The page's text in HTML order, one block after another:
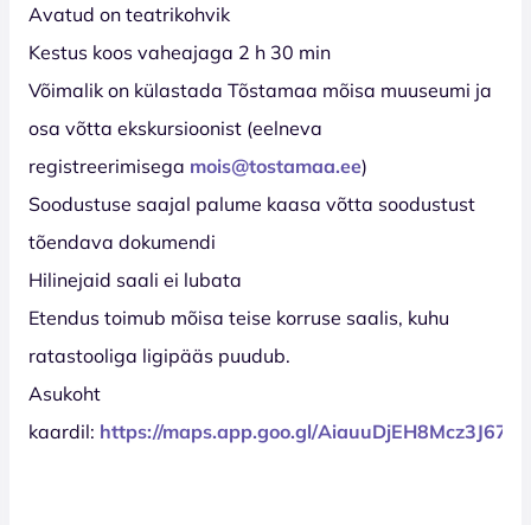
Avatud on teatrikohvik
Kestus koos vaheajaga 2 h 30 min
Võimalik on külastada Tõstamaa mõisa muuseumi ja
osa võtta ekskursioonist (eelneva
registreerimisega mois@tostamaa.ee)
Soodustuse saajal palume kaasa võtta soodustust
tõendava dokumendi
Hilinejaid saali ei lubata
Etendus toimub mõisa teise korruse saalis, kuhu
ratastooliga ligipääs puudub.
Asukoht
kaardil: https://maps.app.goo.gl/AiauuDjEH8Mcz3J67